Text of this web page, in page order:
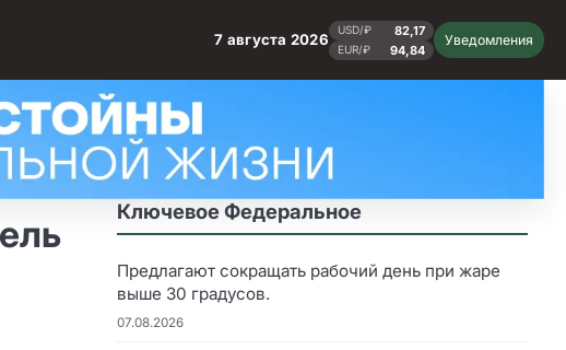
7 августа 2026
USD/₽ 82,17
EUR/₽ 94,84
Уведомления
Ключевое Федеральное
Предлагают сокращать рабочий день при жаре
выше 30 градусов.
07.08.2026